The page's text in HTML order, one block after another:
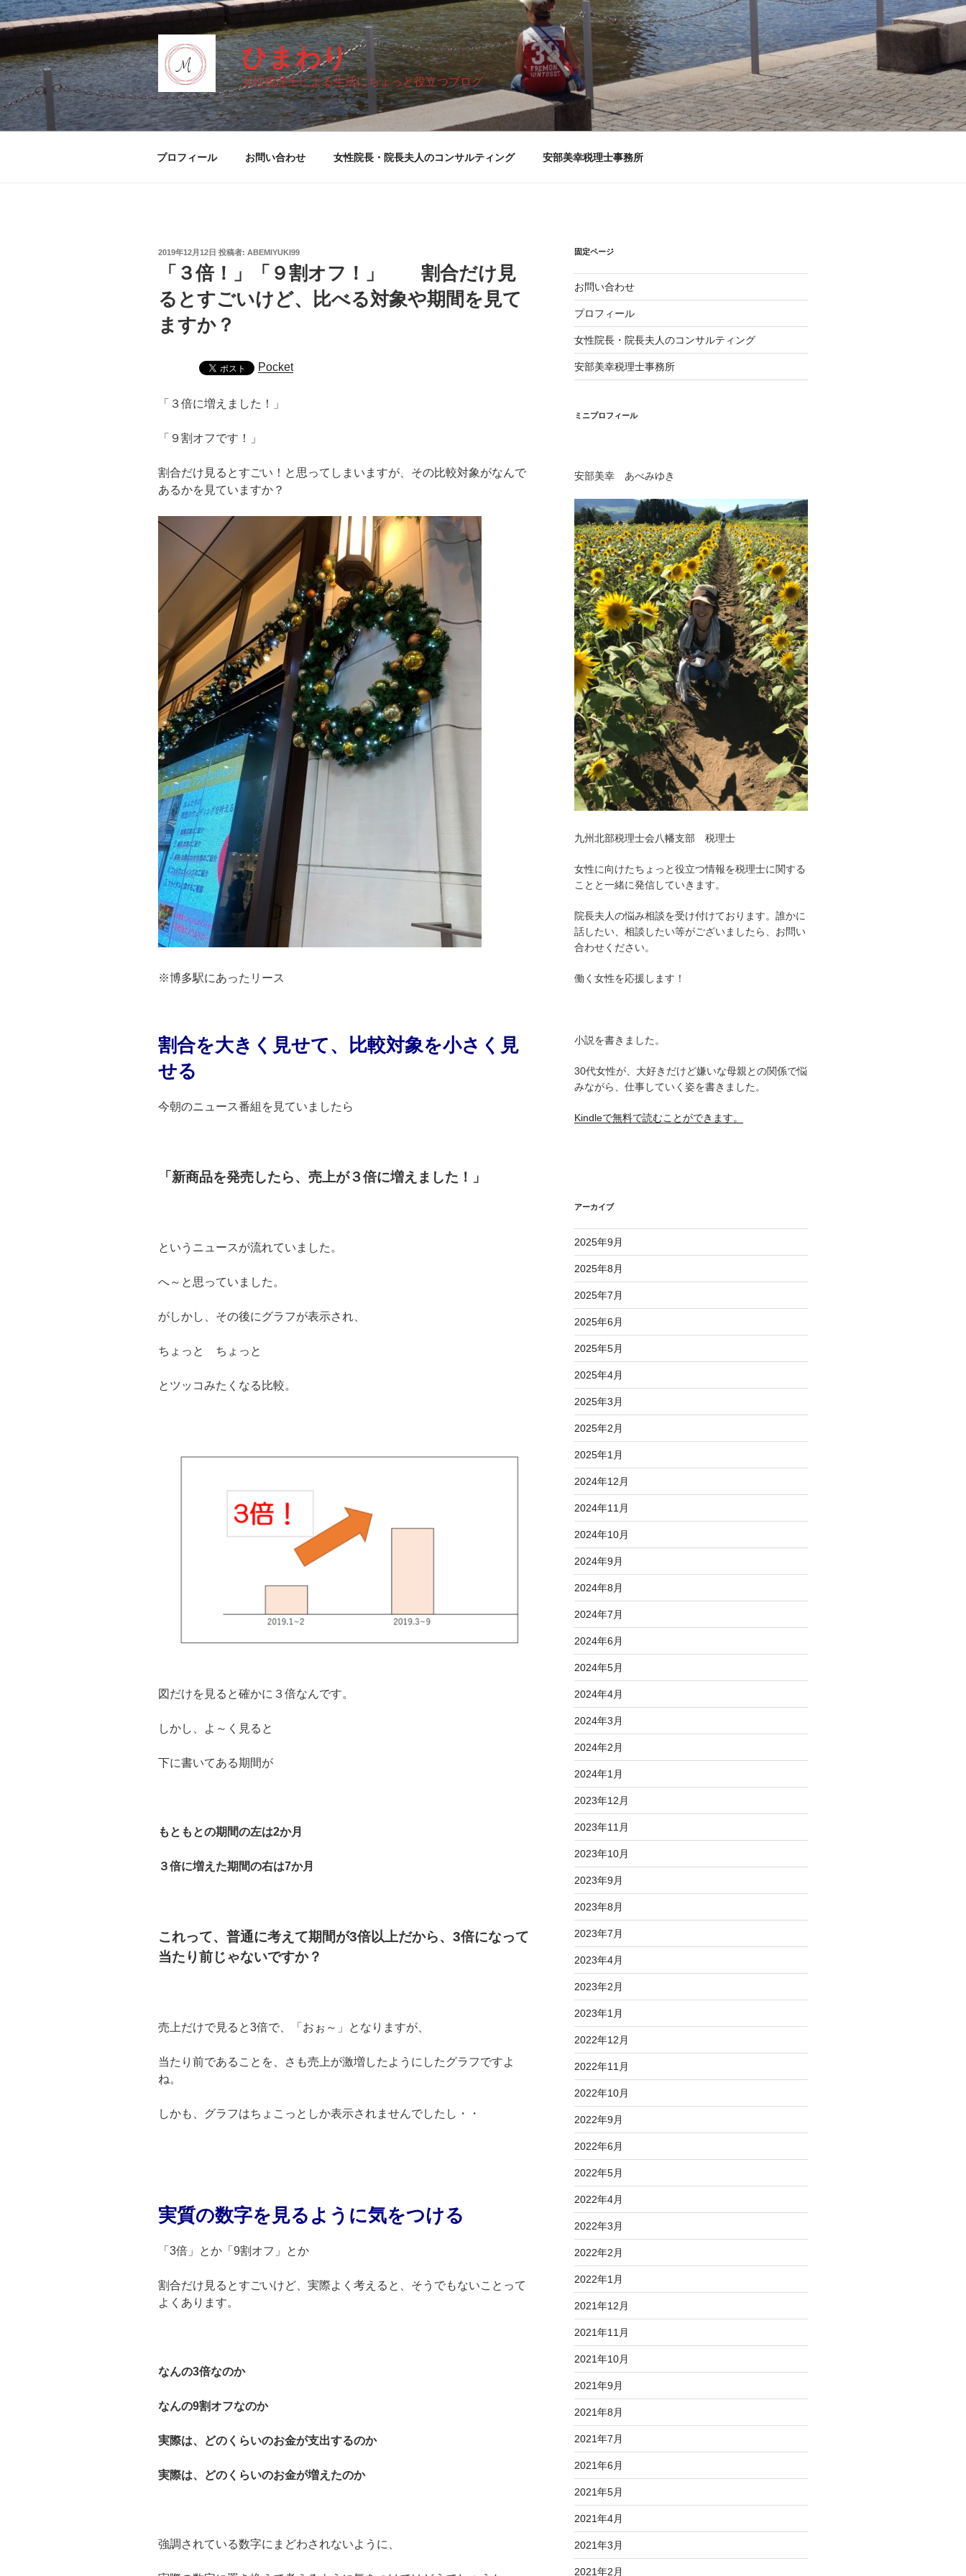
コ
ン
ン
ツ
へ
ス
キ
ひまわり
女性税理士による生活にちょっと役立つブログ
プロフィール お問い合わせ 女性院長・院長夫人のコンサルティング 安部美幸税理士事務所
投
2019年12月12日 投稿者: ABEMIYUKI99
「３倍！」「９割オフ！」 割合だけ見
るとすごいけど、比べる対象や期間を見て
ますか？
Pocket
「３倍に増えました！」
「９割オフです！」
割合だけ見るとすごい！と思ってしまいますが、その比較対象がなんで
あるかを見ていますか？
※博多駅にあったリース
割合を大きく見せて、比較対象を小さく見
せる
今朝のニュース番組を見ていましたら
「新商品を発売したら、売上が３倍に増えました！」
というニュースが流れていました。
へ～と思っていました。
がしかし、その後にグラフが表示され、
ちょっと ちょっと
とツッコみたくなる比較。
図だけを見ると確かに３倍なんです。
しかし、よ～く見ると
下に書いてある期間が
もともとの期間の左は2か月
３倍に増えた期間の右は7か月
これって、普通に考えて期間が3倍以上だから、3倍になって
当たり前じゃないですか？
売上だけで見ると3倍で、「おぉ～」となりますが、
当たり前であることを、さも売上が激増したようにしたグラフですよ
ね。
しかも、グラフはちょこっとしか表示されませんでしたし・・
実質の数字を見るように気をつける
「3倍」とか「9割オフ」とか
割合だけ見るとすごいけど、実際よく考えると、そうでもないことって
よくあります。
なんの3倍なのか
なんの9割オフなのか
実際は、どのくらいのお金が支出するのか
実際は、どのくらいのお金が増えたのか
強調されている数字にまどわされないように、
固定ページ
お問い合わせ
プロフィール
女性院長・院長夫人のコンサルティング
安部美幸税理士事務所
ミニプロフィール
安部美幸 あべみゆき
九州北部税理士会八幡支部 税理士
女性に向けたちょっと役立つ情報を税理士に関する
ことと一緒に発信していきます。
院長夫人の悩み相談を受け付けております。誰かに
話したい、相談したい等がございましたら、お問い
合わせください。
働く女性を応援します！
小説を書きました。
30代女性が、大好きだけど嫌いな母親との関係で悩
みながら、仕事していく姿を書きました。
Kindleで無料で読むことができます。
アーカイブ
2025年9月
2025年8月
2025年7月
2025年6月
2025年5月
2025年4月
2025年3月
2025年2月
2025年1月
2024年12月
2024年11月
2024年10月
2024年9月
2024年8月
2024年7月
2024年6月
2024年5月
2024年4月
2024年3月
2024年2月
2024年1月
2023年12月
2023年11月
2023年10月
2023年9月
2023年8月
2023年7月
2023年4月
2023年2月
2023年1月
2022年12月
2022年11月
2022年10月
2022年9月
2022年6月
2022年5月
2022年4月
2022年3月
2022年2月
2022年1月
2021年12月
2021年11月
2021年10月
2021年9月
2021年8月
2021年7月
2021年6月
2021年5月
2021年4月
2021年3月
2021年2月